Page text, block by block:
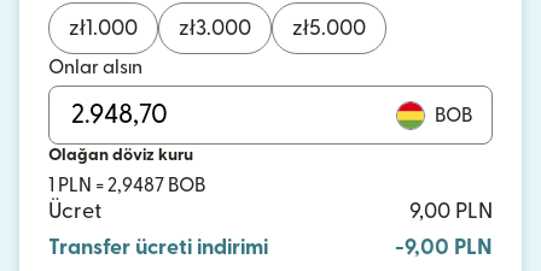
zł1.000 zł3.000 zł5.000
Onlar alsın
BOB
Olağan döviz kuru
1 PLN = 2,9487 BOB
Ücret
9,00 PLN
Transfer ücreti indirimi
-9,00 PLN